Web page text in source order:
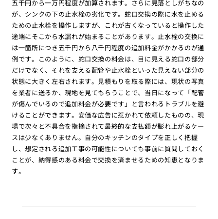
五千円から一万円程度が加算されます。さらに見落としがちなの
が、シンクの下の止水栓の劣化です。蛇口交換の際に水を止める
ための止水栓を操作しますが、これが古くなっていると操作した
途端にそこから水漏れが始まることがあります。止水栓の交換に
は一箇所につき五千円から八千円程度の追加料金がかかるのが通
例です。このように、蛇口交換の料金は、目に見える蛇口の部分
だけでなく、それを支える配管や止水栓といった見えない部分の
状態に大きく左右されます。見積もりを取る際には、現状の写真
を業者に送るか、現地を見てもらうことで、当日になって「配管
が傷んでいるので追加料金が必要です」と言われるトラブルを避
けることができます。安価な広告に惹かれて依頼したものの、現
場で次々と不具合を指摘されて最終的な支払額が膨れ上がるケー
スは少なくありません。自分のキッチンのタイプを正しく把握
し、想定される追加工事の可能性についても事前に質問しておく
ことが、納得感のある料金で交換を済ませるための知恵となりま
す。